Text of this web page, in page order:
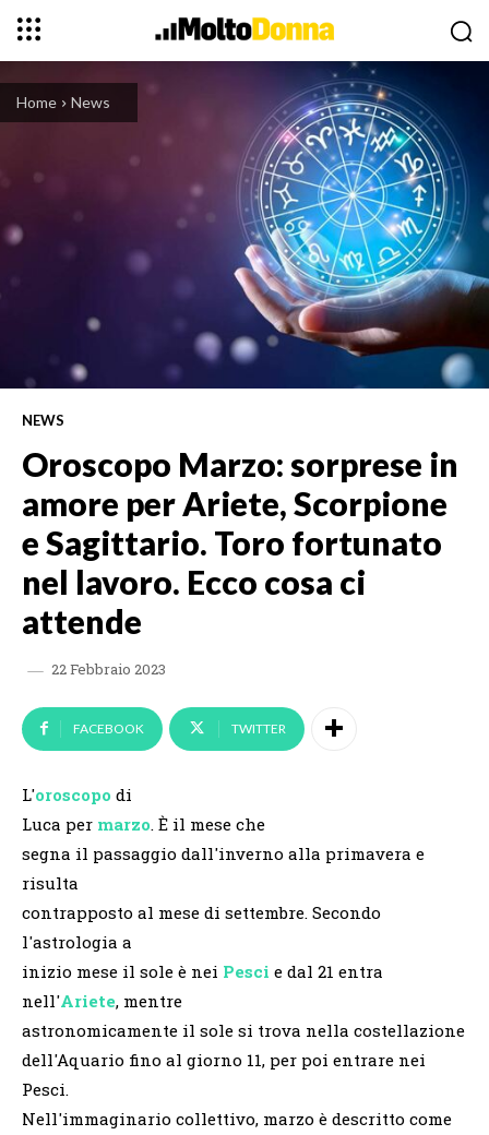
Home News
NEWS
Oroscopo Marzo: sorprese in
amore per Ariete, Scorpione
e Sagittario. Toro fortunato
nel lavoro. Ecco cosa ci
attende
22 Febbraio 2023
FACEBOOK TWITTER
L'oroscopo di
Luca per marzo. È il mese che
segna il passaggio dall'inverno alla primavera e
risulta
contrapposto al mese di settembre. Secondo
l'astrologia a
inizio mese il sole è nei Pesci e dal 21 entra
nell'Ariete, mentre
astronomicamente il sole si trova nella costellazione
dell'Aquario fino al giorno 11, per poi entrare nei
Pesci.
Nell'immaginario collettivo, marzo è descritto come